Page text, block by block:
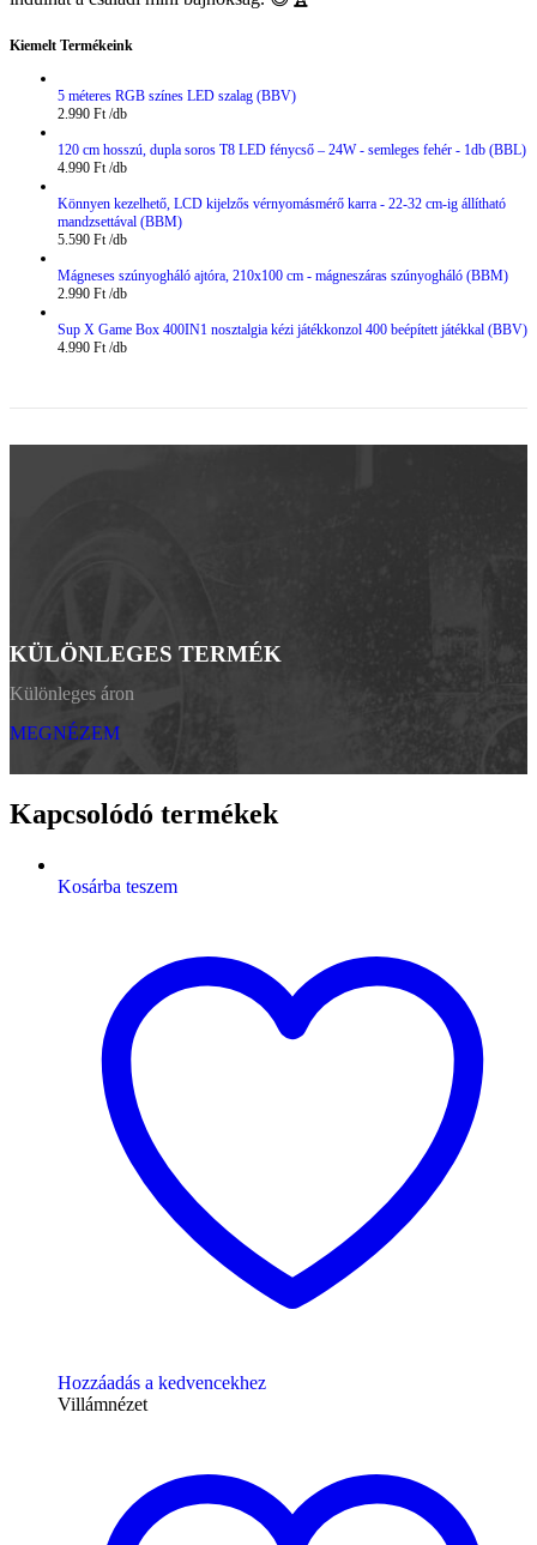
Kiemelt Termékeink
5 méteres RGB színes LED szalag (BBV)
2.990 Ft
120 cm hosszú, dupla soros T8 LED fénycső – 24W - semleges fehér - 1db (BBL)
4.990 Ft
Könnyen kezelhető, LCD kijelzős vérnyomásmérő karra - 22-32 cm-ig állítható
mandzsettával (BBM)
5.590 Ft
Mágneses szúnyogháló ajtóra, 210x100 cm - mágneszáras szúnyogháló (BBM)
2.990 Ft
Sup X Game Box 400IN1 nosztalgia kézi játékkonzol 400 beépített játékkal (BBV)
4.990 Ft
KÜLÖNLEGES TERMÉK
Különleges áron
MEGNÉZEM
Kapcsolódó termékek
Kosárba teszem
Hozzáadás a kedvencekhez
Villámnézet